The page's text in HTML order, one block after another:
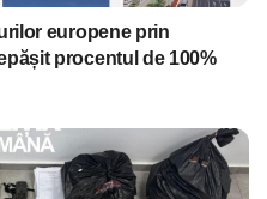
europene prin
procentul de 100%